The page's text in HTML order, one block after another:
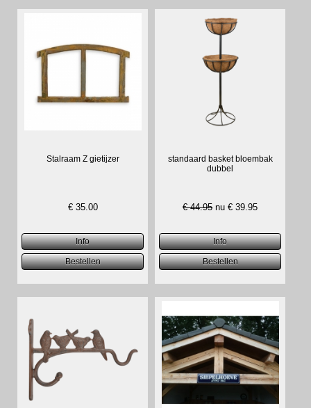
Stalraam Z gietijzer
€ 35.00
standaard basket bloembak
dubbel
€ 44.95nu €39.95